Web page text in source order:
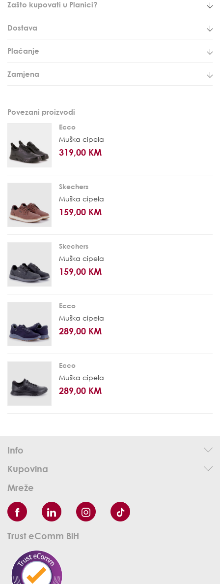
Zašto kupovati u Planici?
Dostava
Plaćanje
Zamjena
Povezani proizvodi
Ecco
Muška cipela
319,00 KM
Skechers
Muška cipela
159,00 KM
Skechers
Muška cipela
159,00 KM
Ecco
Muška cipela
289,00 KM
Ecco
Muška cipela
289,00 KM
Info
Kupovina
Mreže
Trust eComm BiH